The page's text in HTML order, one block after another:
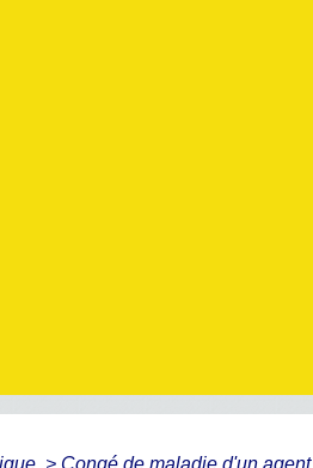
> Congé de maladie d'un agent